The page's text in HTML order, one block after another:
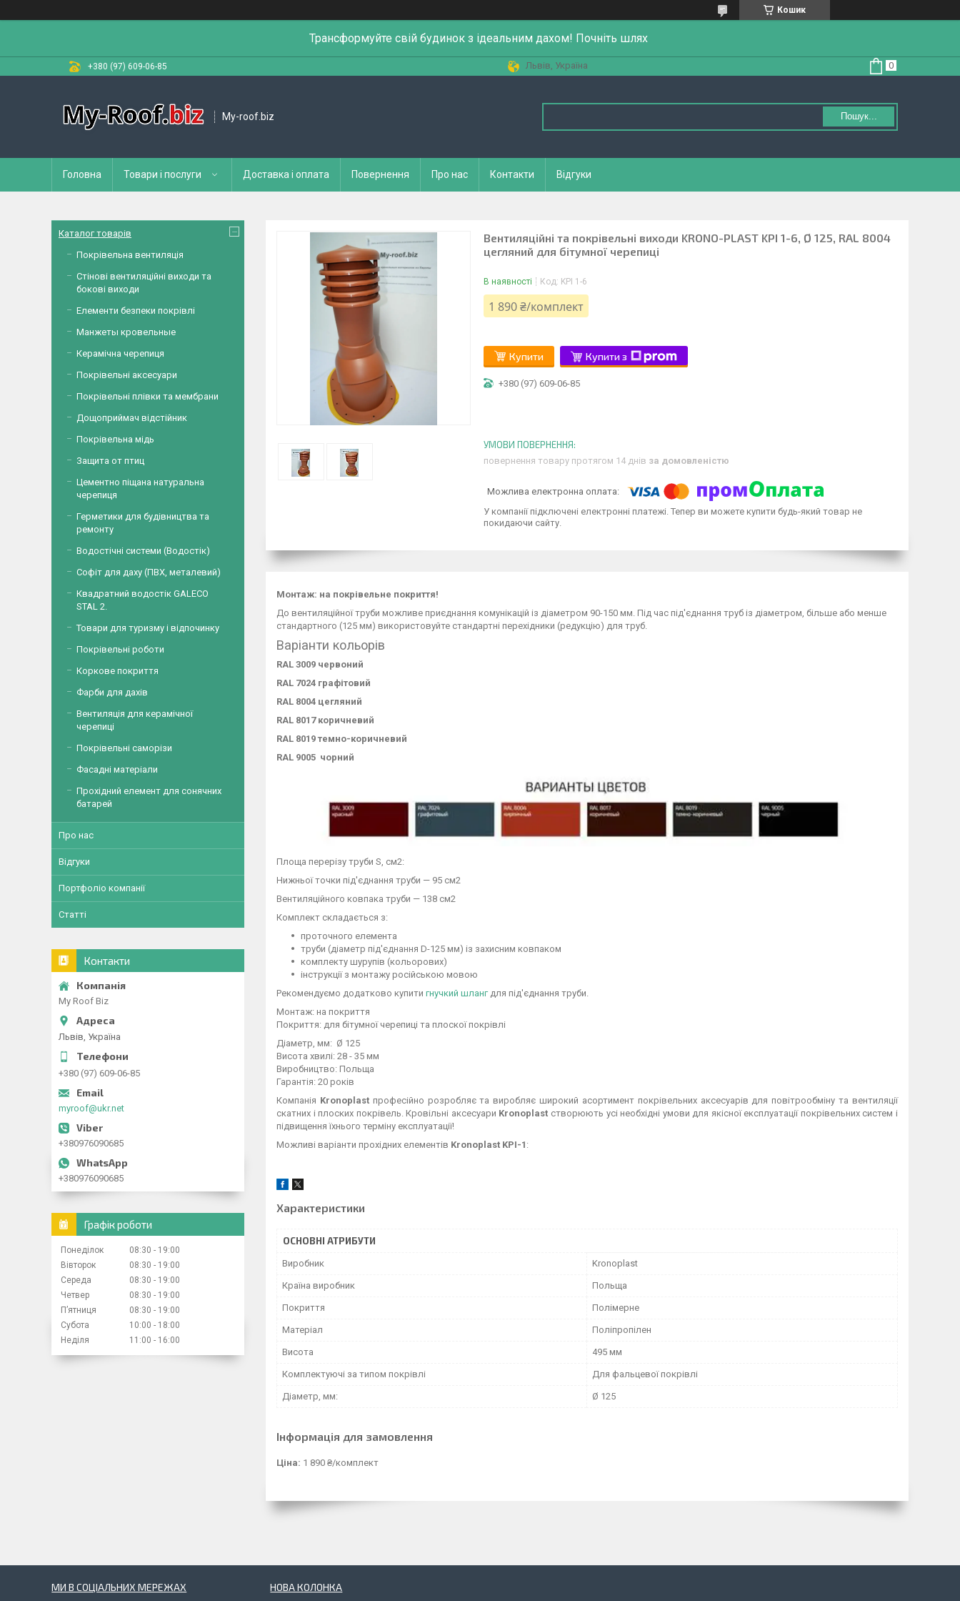
Кошик
Трансформуйте свій будинок з ідеальним дахом! Почніть шлях
+380 (97) 609-06-85 Львів, Україна
My-roof.biz Пошук...
Головна Товари і послуги Доставка і оплата Повернення Про нас Контакти Відгуки
Вентиляційні та покрівельні виходи KRONO-PLAST KPI 1-6, Ø 125, RAL 8004
цегляний для бітумної черепиці
В наявності Код: KPI 1-6
1 890 ₴/комплект
Купити Купити з
+380 (97) 609-06-85
повернення товару протягом 14 днів за домовленістю
У компанії підключені електронні платежі. Тепер ви можете купити будь-який товар не
покидаючи сайту.
Монтаж: на покрівельне покриття!
До вентиляційної труби можливе приєднання комунікацій із діаметром 90-150 мм. Під час під'єднання труб із діаметром, більше або менше
стандартного (125 мм) використовуйте стандартні перехідники (редукцію) для труб.
Варіанти кольорів
RAL 3009 червоний
RAL 7024 графітовий
RAL 8004 цегляний
RAL 8017 коричневий
RAL 8019 темно-коричневий
RAL 9005 чорний
Площа перерізу труби S, см2:
Нижньої точки під'єднання труби — 95 см2
Вентиляційного ковпака труби — 138 см2
Комплект складається з:
проточного елемента
труби (діаметр під'єднання D-125 мм) із захисним ковпаком
комплекту шурупів (кольорових)
інструкції з монтажу російською мовою
Рекомендуємо додатково купити гнучкий шланг для під'єднання труби.
Монтаж: на покриття
Покриття: для бітумної черепиці та плоскої покрівлі
Діаметр, мм: Ø 125
Висота хвилі: 28 - 35 мм
Виробництво: Польща
Гарантія: 20 років
Компанія Kronoplast професійно розробляє та виробляє широкий асортимент покрівельних аксесуарів для повітрообміну та вентиляції
скатних і плоских покрівель. Кровільні аксесуари Kronoplast створюють усі необхідні умови для якісної експлуатації покрівельних систем і
підвищення їхнього терміну експлуатації!
Можливі варіанти прохідних елементів Kronoplast KPI-1 :
Характеристики
ОСНОВНІ АТРИБУТИ
Виробник Kronoplast
Країна виробник Польща
Покриття Полімерне
Матеріал Поліпропілен
Висота 495 мм
Комплектуючі за типом покрівлі Для фальцевої покрівлі
Діаметр, мм: Ø 125
Інформація для замовлення
Ціна: 1 890 ₴/комплект
Каталог товарів
Покрівельна вентиляція
Стінові вентиляційні виходи та
бокові виходи
Елементи безпеки покрівлі
Манжеты кровельные
Керамічна черепиця
Покрівельні аксесуари
Покрівельні плівки та мембрани
Дощоприймач відстійник
Покрівельна мідь
Защита от птиц
Цементно піщана натуральна
черепиця
Герметики для будівництва та
ремонту
Водостічні системи (Водостік)
Софіт для даху (ПВХ, металевий)
Квадратний водостік GALECO
STAL 2.
Товари для туризму і відпочинку
Покрівельні роботи
Коркове покриття
Фарби для дахів
Вентиляція для керамічної
черепиці
Покрівельні саморізи
Фасадні матеріали
Прохідний елемент для сонячних
батарей
Про нас
Відгуки
Портфоліо компанії
Статті
Контакти
My Roof Biz
Львів, Україна
+380 (97) 609-06-85
myroof@ukr.net
+380976090685
+380976090685
Графік роботи
Понеділок 08:30
19:00
Вівторок
08:30
19:00
Середа
08:30
19:00
Четвер
08:30
19:00
Пʼятниця
08:30
19:00
Субота
10:00
18:00
Неділя
11:00 16:00
МИ В СОЦІАЛЬНИХ МЕРЕЖАХ НОВА КОЛОНКА